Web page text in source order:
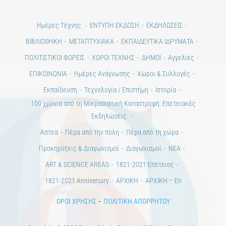
ΕΠΙΚΟΙΝΩΝΙΑ
Ημέρες Ανάγνωσης
Χώροι & Συλλογές
Εκπαίδευση
Τεχνολογία / Επιστήμη
Ιστορία
100 χρόνια από τη Μικρασιατική Καταστροφή. Επετειακές
Εκδηλώσεις.
Άστεα
Πέρα από την πόλη
Πέρα από τη χώρα
Προκηρύξεις & Διαγωνισμοί
Διαγωνισμοί
ΝΕΑ
ART & SCIENCE AREAS
1821-2021 Επέτειος
1821-2021 Anniversary
ΑΡΧΙΚΗ ΑΡΧΙΚΗ – En
ΟΡΟΙ ΧΡΗΣΗΣ ΠΟΛΙΤΙΚΗ ΑΠΟΡΡΗΤΟΥ
Copyright © 2020 Days of Art in Greece. All Rights Reserved –